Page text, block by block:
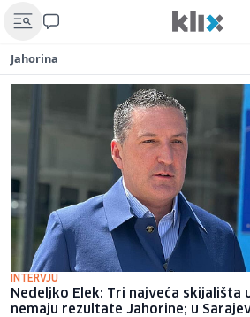
Jahorina
INTERVJU
Nedeljko Elek: Tri najveća skijališta
nemaju rezultate Jahorine; u